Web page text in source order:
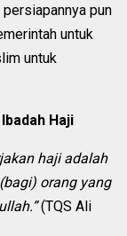
pun
untuk
untuk
Haji
haji adalah
orang yang
(TQS Ali